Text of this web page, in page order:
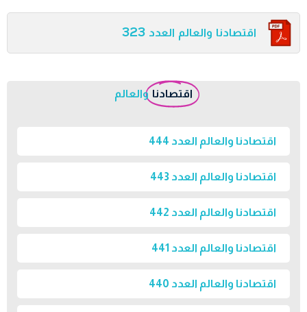
اقتصادنا والعالم العدد 323
اقتصادنا والعالم
اقتصادنا والعالم العدد 444
اقتصادنا والعالم العدد 443
اقتصادنا والعالم العدد 442
اقتصادنا والعالم العدد 441
اقتصادنا والعالم العدد 440